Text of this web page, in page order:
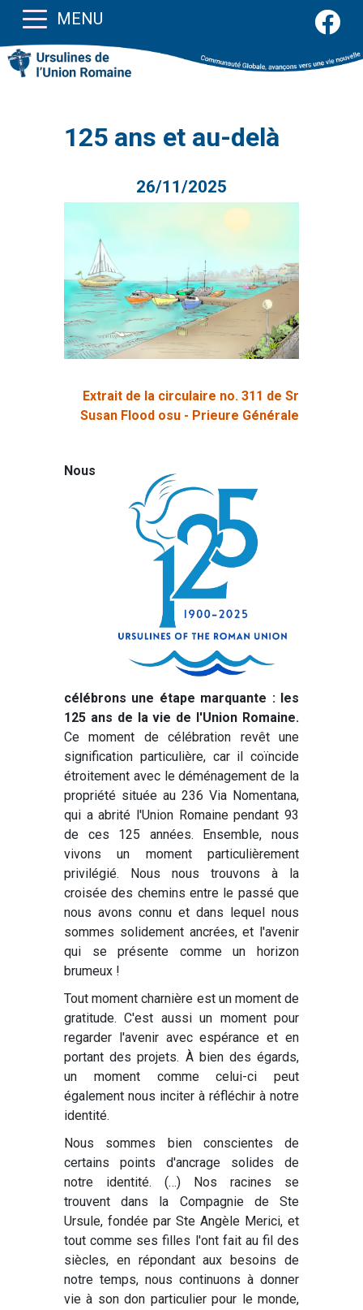
MENU
125 ans et au-delà
26/11/2025
Extrait de la circulaire no. 311 de Sr
Susan Flood osu - Prieure Générale
Nous
célébrons une étape marquante : les
125 ans de la vie de l'Union Romaine.
Ce moment de célébration revêt une
signification particulière, car il coïncide
étroitement avec le déménagement de la
propriété située au 236 Via Nomentana,
qui a abrité l'Union Romaine pendant 93
de ces 125 années. Ensemble, nous
vivons un moment particulièrement
privilégié. Nous nous trouvons à la
croisée des chemins entre le passé que
nous avons connu et dans lequel nous
sommes solidement ancrées, et l'avenir
qui se présente comme un horizon
brumeux !
Tout moment charnière est un moment de
gratitude. C'est aussi un moment pour
regarder l'avenir avec espérance et en
portant des projets. À bien des égards,
un moment comme celui-ci peut
également nous inciter à réfléchir à notre
identité.
Nous sommes bien conscientes de
certains points d'ancrage solides de
notre identité. (…) Nos racines se
trouvent dans la Compagnie de Ste
Ursule, fondée par Ste Angèle Merici, et
tout comme ses filles l'ont fait au fil des
siècles, en répondant aux besoins de
notre temps, nous continuons à donner
vie à son don particulier pour le monde,